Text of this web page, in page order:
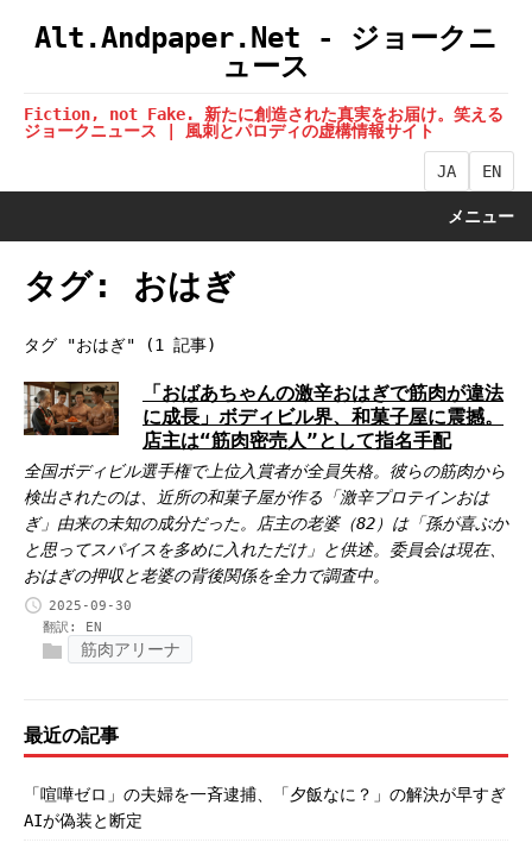
Alt.Andpaper.Net - ジョークニ
ュース
Fiction, not Fake. 新たに創造された真実をお届け。笑える
ジョークニュース | 風刺とパロディの虚構情報サイト
JA EN
メニュー
タグ: おはぎ
タグ "おはぎ" (1 記事)
「おばあちゃんの激辛おはぎで筋肉が違法
に成長」ボディビル界、和菓子屋に震撼。
店主は“筋肉密売人”として指名手配
全国ボディビル選手権で上位入賞者が全員失格。彼らの筋肉から
検出されたのは、近所の和菓子屋が作る「激辛プロテインおは
ぎ」由来の未知の成分だった。店主の老婆（82）は「孫が喜ぶか
と思ってスパイスを多めに入れただけ」と供述。委員会は現在、
おはぎの押収と老婆の背後関係を全力で調査中。
2025-09-30
翻訳: EN
筋肉アリーナ
最近の記事
「喧嘩ゼロ」の夫婦を一斉逮捕、「夕飯なに？」の解決が早すぎ
AIが偽装と断定